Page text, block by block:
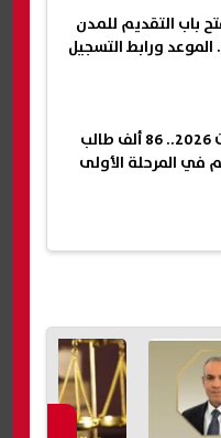
باب التقديم للمدن
تنسيق الجامعات 2026.. 86 ألف طالب
في المرحلة الأولى